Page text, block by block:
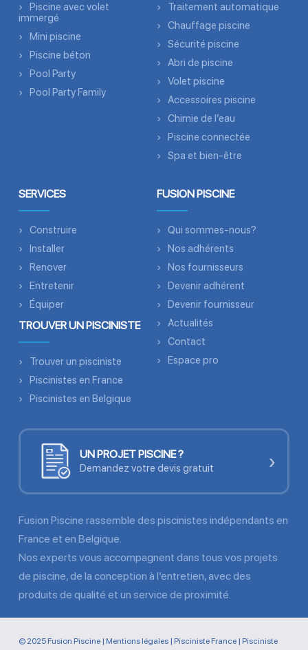
Piscine avec volet
immergé
Mini piscine
Piscine béton
Pool Party
Pool Party Family
Traitement automatique
Chauffage piscine
Sécurité piscine
Abri de piscine
Volet piscine
Accessoires piscine
Chimie de l’eau
Piscine connectée
Spa et bien-être
SERVICES
Construire
Installer
Renover
Entretenir
Équiper
TROUVER UN PISCINISTE
Trouver un pisciniste
Piscinistes en France
Piscinistes en Belgique
FUSION PISCINE
Qui sommes-nous?
Nos adhérents
Nos fournisseurs
Devenir adhérent
Devenir fournisseur
Actualités
Contact
Espace pro
UN PROJET PISCINE ?
Demandez votre devis gratuit ›
Fusion Piscine rassemble des piscinistes indépendants en
France et en Belgique.
Nos experts vous accompagnent dans tous vos projets
de piscine, de la conception à l’entretien, avec des
produits de qualité et un service de proximité.
© 2025 Fusion Piscine | Mentions légales| Pisciniste France| Pisciniste